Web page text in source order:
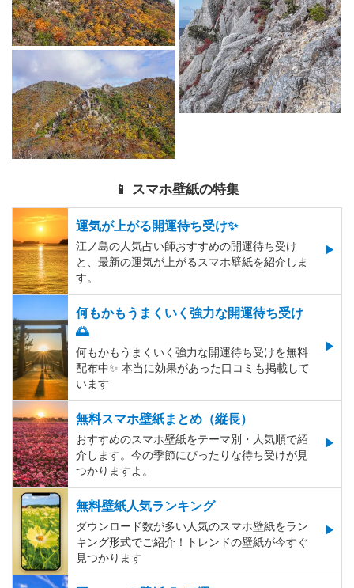
📱 スマホ壁紙の特集
運気が上がる開運待ち受け✨
江ノ島の人気占い師おすすめの開運待ち受け
と、最新の運気が上がるスマホ壁紙を紹介しま
す。
何もかもうまくいく強力な開運待ち受け
🌅
何もかもうまくいく強力な開運待ち受けを無料
配布中✨️ 本当に効果があった口コミも掲載して
います
無料スマホ壁紙まとめ（縦長）
おすすめのスマホ壁紙をテーマ別・人気順で紹
介します。今の季節にぴったりな待ち受けが見
つかりますよ。
無料壁紙人気ランキング
ダウンロード数が多い人気のスマホ壁紙をラン
キング形式でご紹介！トレンドの壁紙が今すぐ
見つかります